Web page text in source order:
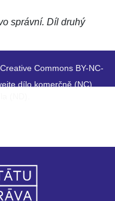
správní. Díl druhý
Commons BY-NC-
dílo komerčně (NC),